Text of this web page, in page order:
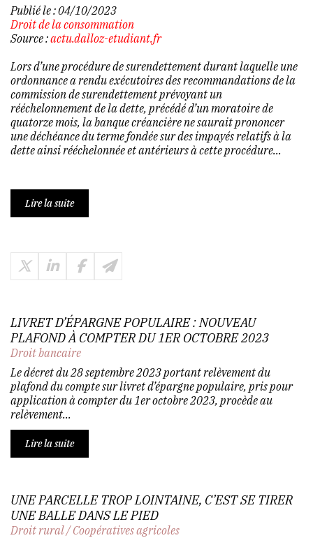
Publié le :04/10/2023
Droit de la consommation
Source :actu.dalloz-etudiant.fr
Lors d’une procédure de surendettement durant laquelle une
ordonnance a rendu exécutoires des recommandations de la
commission de surendettement prévoyant un
rééchelonnement de la dette, précédé d’un moratoire de
quatorze mois, la banque créancière ne saurait prononcer
une déchéance du terme fondée sur des impayés relatifs à la
dette ainsi rééchelonnée et antérieurs à cette procédure...
Lire la suite
LIVRET D’ÉPARGNE POPULAIRE : NOUVEAU
PLAFOND À COMPTER DU 1ER OCTOBRE 2023
Droit bancaire
Le décret du 28 septembre 2023 portant relèvement du
plafond du compte sur livret d’épargne populaire, pris pour
application à compter du 1er octobre 2023, procède au
relèvement...
Lire la suite
UNE PARCELLE TROP LOINTAINE, C’EST SE TIRER
UNE BALLE DANS LE PIED
Droit rural/Coopératives agricoles